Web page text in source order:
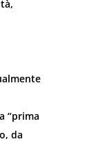
“prima
da